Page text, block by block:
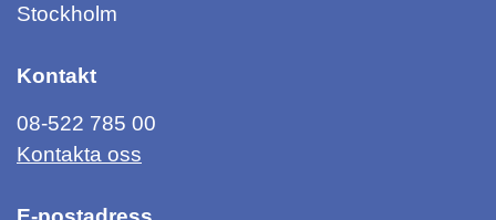
Stockholm
Kontakt
08-522 785 00
Kontakta oss